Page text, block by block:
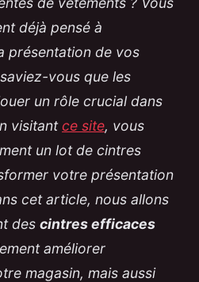
déjà pensé à
présentation de vos
vous que les
un rôle crucial dans
visitantce site, vous
un lot de cintres
votre présentation
cet article, nous allons
des cintres efficaces
améliorer
magasin, mais aussi